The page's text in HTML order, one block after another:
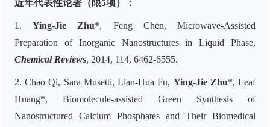
近年代表性论著（限5项）：
1.Ying-Jie Zhu*, Feng Chen, Microwave-Assisted
Preparation of Inorganic Nanostructures in Liquid Phase,
Chemical Reviews, 2014, 114, 6462-6555.
2.Chao Qi, Sara Musetti, Lian-Hua Fu, Ying-Jie Zhu*, Leaf
Huang*, Biomolecule-assisted Green Synthesis of
Nanostructured Calcium Phosphates and Their Biomedical